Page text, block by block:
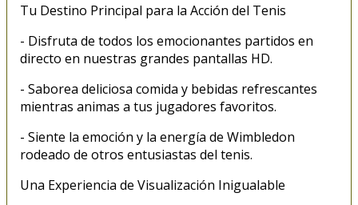
Tu Destino Principal para la Acción del Tenis
- Disfruta de todos los emocionantes partidos en
directo en nuestras grandes pantallas HD.
- Saborea deliciosa comida y bebidas refrescantes
mientras animas a tus jugadores favoritos.
- Siente la emoción y la energía de Wimbledon
rodeado de otros entusiastas del tenis.
Una Experiencia de Visualización Inigualable